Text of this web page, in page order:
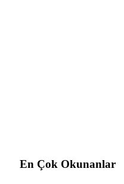
En Çok Okunanlar